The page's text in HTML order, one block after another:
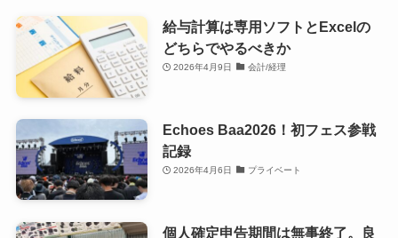
給与計算は専用ソフトとExcelの
どちらでやるべきか
2026年4月9日 会計/経理
Echoes Baa2026！初フェス参戦
記録
2026年4月6日 プライベート
個人確定申告期間は無事終了。良